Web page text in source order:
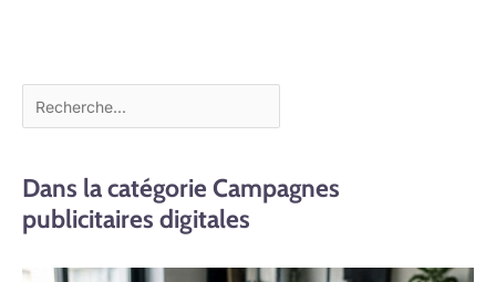
Dans la catégorie Campagnes
publicitaires digitales